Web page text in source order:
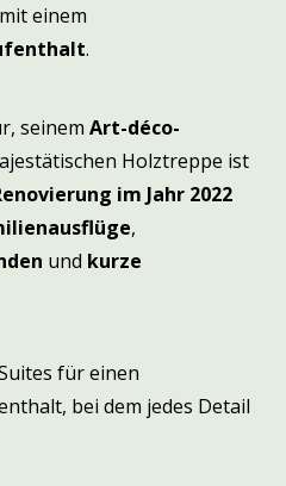
einem
.
seinem Art-déco-
Holztreppe ist
im Jahr 2022
,
und kurze
für einen
bei dem jedes Detail